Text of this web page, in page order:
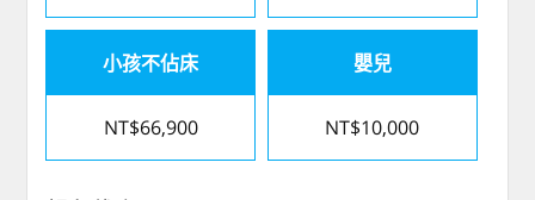
小孩不佔床
NT$66,900
嬰兒
NT$10,000